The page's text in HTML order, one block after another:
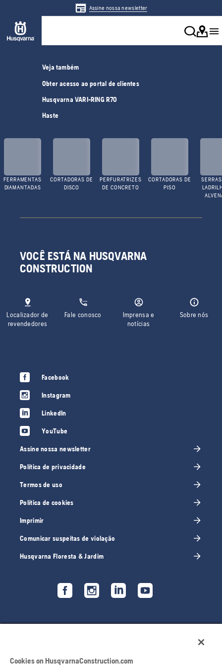
Assine nossa newsletter
Veja também
Obter acesso ao portal de clientes
Husqvarna VARI-RING R70
Haste
FERRAMENTAS
DIAMANTADAS
CORTADORAS DE
DISCO
PERFURATRIZES
DE CONCRETO
CORTADORAS DE
PISO
VOCÊ ESTÁ NA HUSQVARNA
CONSTRUCTION
Localizador de
revendedores
Fale conosco
Imprensa e
notícias
Sobre nós
Facebook
Instagram
LinkedIn
YouTube
Assine nossa newsletter
Política de privacidade
Termos de uso
Política de cookies
Imprimir
Comunicar suspeitas de violação
Husqvarna Floresta & Jardim
Cookies on HusqvarnaConstruction.com